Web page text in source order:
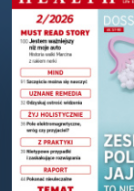
oraz...